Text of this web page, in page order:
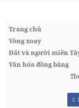
Trang chủ
Vòng xoay
Đất và người miền
Văn hóa đồng bằng